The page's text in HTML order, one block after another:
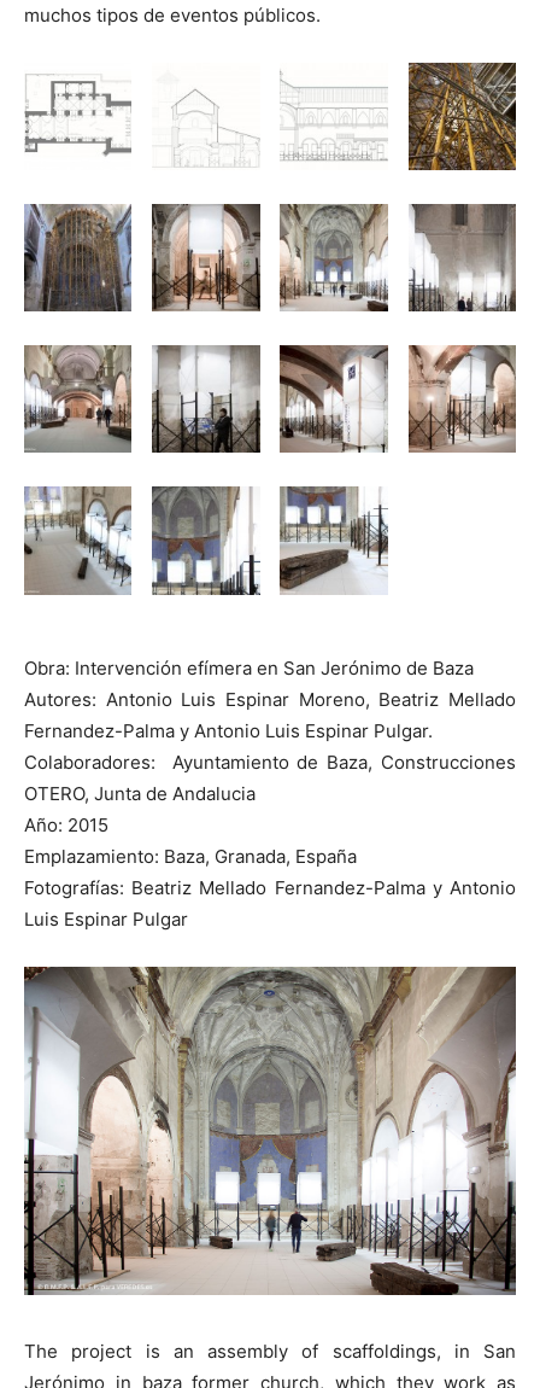
muchos tipos de eventos públicos.
Obra: Intervención efímera en San Jerónimo de Baza
Autores: Antonio Luis Espinar Moreno, Beatriz Mellado
Fernandez-Palma y Antonio Luis Espinar Pulgar.
Colaboradores: Ayuntamiento de Baza, Construcciones
OTERO, Junta de Andalucia
Año: 2015
Emplazamiento: Baza, Granada, España
Fotografías: Beatriz Mellado Fernandez-Palma y Antonio
Luis Espinar Pulgar
The project is an assembly of scaffoldings, in San
Jerónimo in baza former church, which they work as